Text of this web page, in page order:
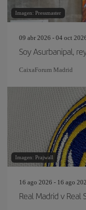
Imagen: Pressmaster
09 abr 2026 - 04 oct
Soy Asurbanipal,
CaixaForum Madrid
Imagen: Prajwall
16 ago 2026 - 16 ago
Real Madrid v Real